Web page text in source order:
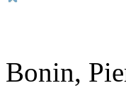
Bonin,